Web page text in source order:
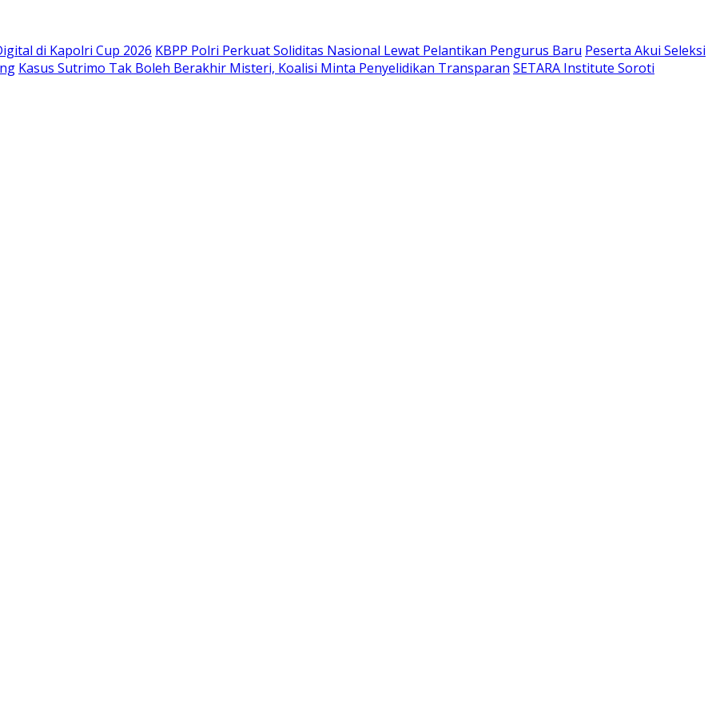
di Kapolri Cup 2026 KBPP Polri Perkuat Soliditas Nasional Lewat Pelantikan Pengurus Baru Peserta Akui Seleksi
Kasus Sutrimo Tak Boleh Berakhir Misteri, Koalisi Minta Penyelidikan Transparan SETARA Institute Soroti